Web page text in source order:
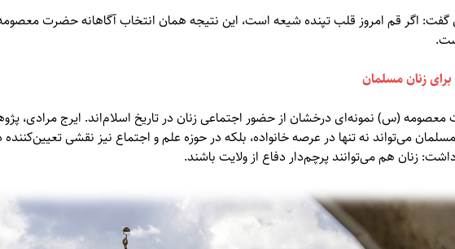
اگر قم امروز قلب تپنده شیعه است، این نتیجه همان انتخاب آگاهانه حضرت
برای زنان مسلمان
(س) نمونه‌ای درخشان از حضور اجتماعی زنان در تاریخ اسلام‌اند. ایرج مرادی،
می‌تواند نه تنها در عرصه خانواده، بلکه در حوزه علم و اجتماع نیز نقشی
زنان هم می‌توانند پرچم‌دار دفاع از ولایت باشند.